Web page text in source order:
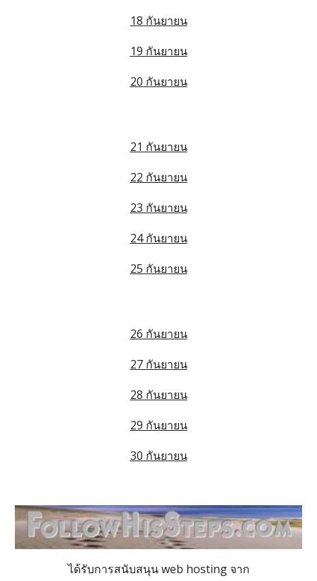
18 กันยายน
19 กันยายน
20 กันยายน
21 กันยายน
22 กันยายน
23 กันยายน
24 กันยายน
25 กันยายน
26 กันยายน
27 กันยายน
28 กันยายน
29 กันยายน
30 กันยายน
ได้รับการสนับสนุน web hosting จาก